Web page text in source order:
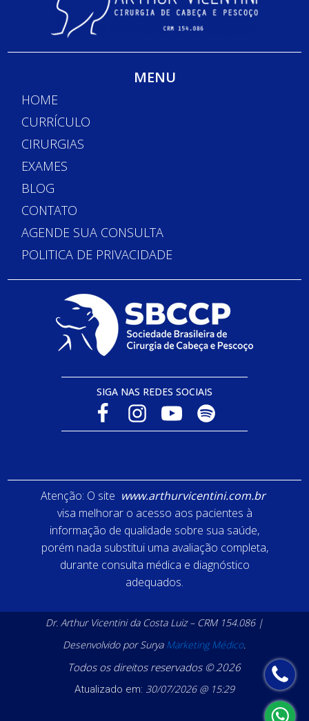
MENU
HOME
CURRÍCULO
CIRURGIAS
EXAMES
BLOG
CONTATO
AGENDE SUA CONSULTA
POLITICA DE PRIVACIDADE
SIGA NAS REDES SOCIAIS
Atenção: O site www.arthurvicentini.com.br
visa melhorar o acesso aos pacientes à
informação de qualidade sobre sua saúde,
porém nada substitui uma avaliação completa,
durante consulta médica e diagnóstico
adequados.
Dr. Arthur Vicentini da Costa Luiz – CRM 154.086 |
Desenvolvido por Surya Marketing Médico.
Todos os direitos reservados © 2026
Atualizado em: 30/07/2026 @ 15:29